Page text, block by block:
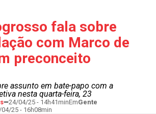
fala sobre
com Marco de
preconceito
assunto em bate-papo com a
nesta quarta-feira, 23
24/04/25 - 14h41minEmGente
25 - 16h08min